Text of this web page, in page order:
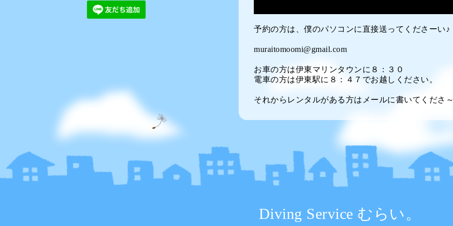
予約の方は、僕のパソコンに直接送ってくださーい♪
muraitomoomi@gmail.com
お車の方は伊東マリンタウンに８：３０
電車の方は伊東駅に８：４７でお越しください。
それからレンタルがある方はメールに書いてくださ
Diving Service むらい。